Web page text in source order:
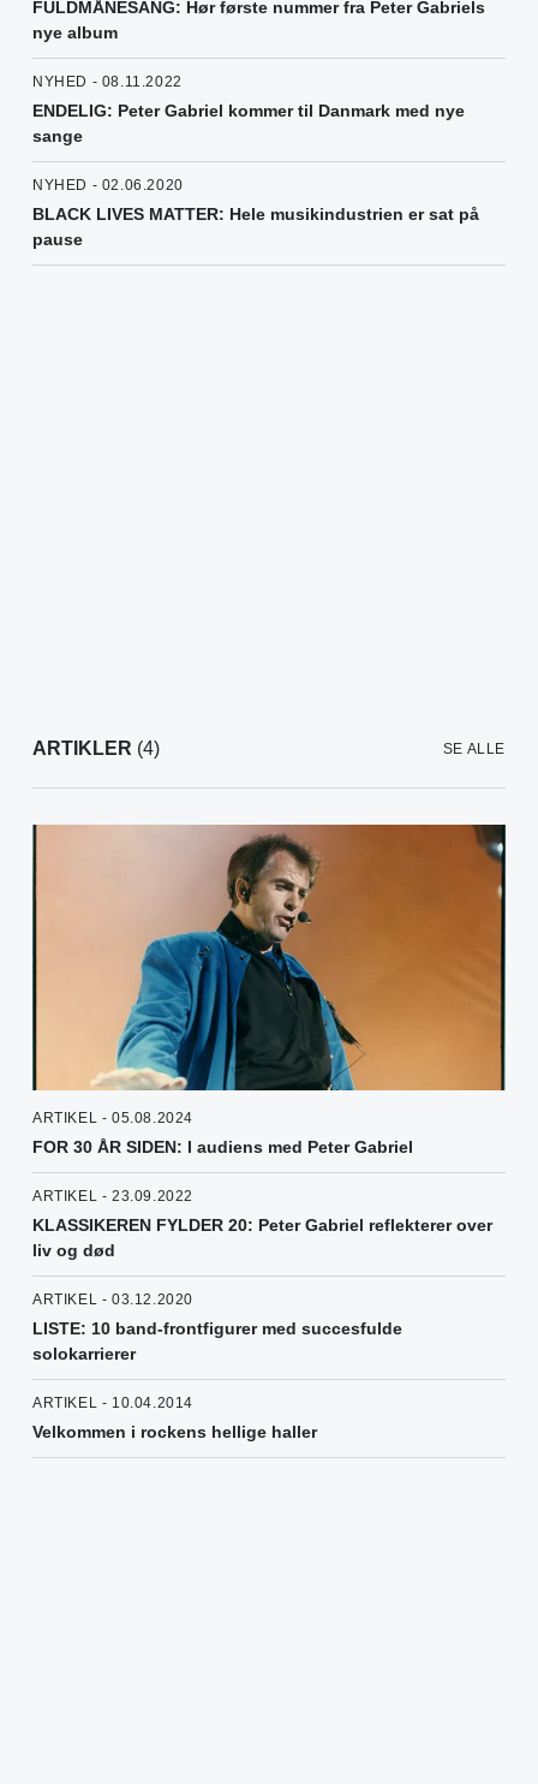
FULDMÅNESANG: Hør første nummer fra Peter Gabriels
nye album
NYHED - 08.11.2022
ENDELIG: Peter Gabriel kommer til Danmark med nye
sange
NYHED - 02.06.2020
BLACK LIVES MATTER: Hele musikindustrien er sat på
pause
ARTIKLER (4) SE ALLE
ARTIKEL - 05.08.2024
FOR 30 ÅR SIDEN: I audiens med Peter Gabriel
ARTIKEL - 23.09.2022
KLASSIKEREN FYLDER 20: Peter Gabriel reflekterer over
liv og død
ARTIKEL - 03.12.2020
LISTE: 10 band-frontfigurer med succesfulde
solokarrierer
ARTIKEL - 10.04.2014
Velkommen i rockens hellige haller